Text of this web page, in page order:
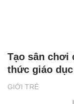
GIỚI TRẺ
Tạo sân chơi
thức giáo dục